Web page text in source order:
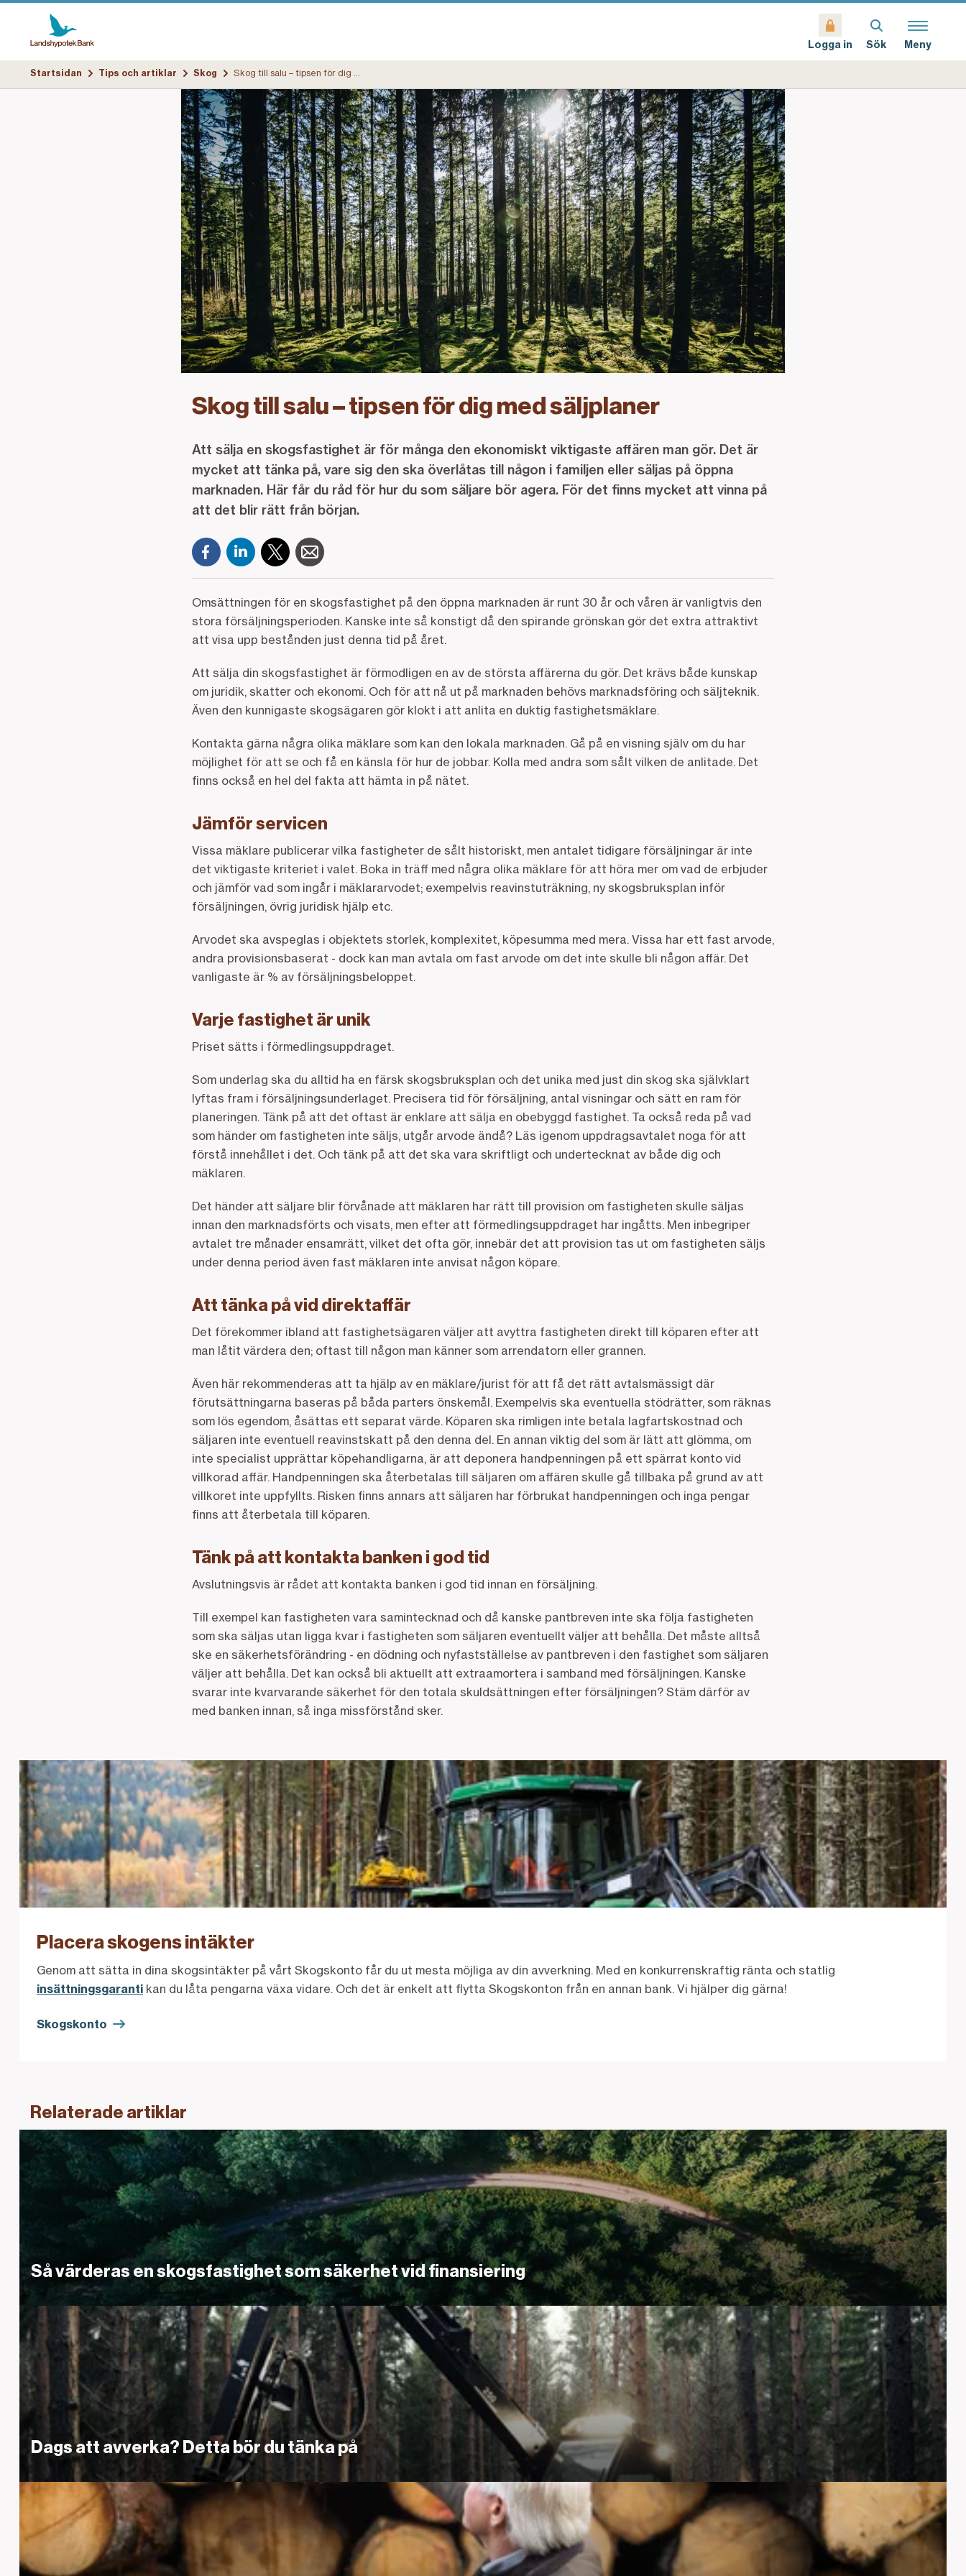
Logga in Sök Meny
Startsidan Tips och artiklar Skog Skog till salu – tipsen för dig med säljplaner
Skog till salu – tipsen för dig med säljplaner
Att sälja en skogsfastighet är för många den ekonomiskt viktigaste affären man gör. Det är
mycket att tänka på, vare sig den ska överlåtas till någon i familjen eller säljas på öppna
marknaden. Här får du råd för hur du som säljare bör agera. För det finns mycket att vinna på
att det blir rätt från början.
Omsättningen för en skogsfastighet på den öppna marknaden är runt 30 år och våren är vanligtvis den
stora försäljningsperioden. Kanske inte så konstigt då den spirande grönskan gör det extra attraktivt
att visa upp bestånden just denna tid på året.
Att sälja din skogsfastighet är förmodligen en av de största affärerna du gör. Det krävs både kunskap
om juridik, skatter och ekonomi. Och för att nå ut på marknaden behövs marknadsföring och säljteknik.
Även den kunnigaste skogsägaren gör klokt i att anlita en duktig fastighetsmäklare.
Kontakta gärna några olika mäklare som kan den lokala marknaden. Gå på en visning själv om du har
möjlighet för att se och få en känsla för hur de jobbar. Kolla med andra som sålt vilken de anlitade. Det
finns också en hel del fakta att hämta in på nätet.
Jämför servicen
Vissa mäklare publicerar vilka fastigheter de sålt historiskt, men antalet tidigare försäljningar är inte
det viktigaste kriteriet i valet. Boka in träff med några olika mäklare för att höra mer om vad de erbjuder
och jämför vad som ingår i mäklararvodet; exempelvis reavinstuträkning, ny skogsbruksplan inför
försäljningen, övrig juridisk hjälp etc.
Arvodet ska avspeglas i objektets storlek, komplexitet, köpesumma med mera. Vissa har ett fast arvode,
andra provisionsbaserat - dock kan man avtala om fast arvode om det inte skulle bli någon affär. Det
vanligaste är % av försäljningsbeloppet.
Varje fastighet är unik
Priset sätts i förmedlingsuppdraget.
Som underlag ska du alltid ha en färsk skogsbruksplan och det unika med just din skog ska självklart
lyftas fram i försäljningsunderlaget. Precisera tid för försäljning, antal visningar och sätt en ram för
planeringen. Tänk på att det oftast är enklare att sälja en obebyggd fastighet. Ta också reda på vad
som händer om fastigheten inte säljs, utgår arvode ändå? Läs igenom uppdragsavtalet noga för att
förstå innehållet i det. Och tänk på att det ska vara skriftligt och undertecknat av både dig och
mäklaren.
Det händer att säljare blir förvånade att mäklaren har rätt till provision om fastigheten skulle säljas
innan den marknadsförts och visats, men efter att förmedlingsuppdraget har ingåtts. Men inbegriper
avtalet tre månader ensamrätt, vilket det ofta gör, innebär det att provision tas ut om fastigheten säljs
under denna period även fast mäklaren inte anvisat någon köpare.
Att tänka på vid direktaffär
Det förekommer ibland att fastighetsägaren väljer att avyttra fastigheten direkt till köparen efter att
man låtit värdera den; oftast till någon man känner som arrendatorn eller grannen.
Även här rekommenderas att ta hjälp av en mäklare/jurist för att få det rätt avtalsmässigt där
förutsättningarna baseras på båda parters önskemål. Exempelvis ska eventuella stödrätter, som räknas
som lös egendom, åsättas ett separat värde. Köparen ska rimligen inte betala lagfartskostnad och
säljaren inte eventuell reavinstskatt på den denna del. En annan viktig del som är lätt att glömma, om
inte specialist upprättar köpehandligarna, är att deponera handpenningen på ett spärrat konto vid
villkorad affär. Handpenningen ska återbetalas till säljaren om affären skulle gå tillbaka på grund av att
villkoret inte uppfyllts. Risken finns annars att säljaren har förbrukat handpenningen och inga pengar
finns att återbetala till köparen.
Tänk på att kontakta banken i god tid
Avslutningsvis är rådet att kontakta banken i god tid innan en försäljning.
Till exempel kan fastigheten vara samintecknad och då kanske pantbreven inte ska följa fastigheten
som ska säljas utan ligga kvar i fastigheten som säljaren eventuellt väljer att behålla. Det måste alltså
ske en säkerhetsförändring - en dödning och nyfastställelse av pantbreven i den fastighet som säljaren
väljer att behålla. Det kan också bli aktuellt att extraamortera i samband med försäljningen. Kanske
svarar inte kvarvarande säkerhet för den totala skuldsättningen efter försäljningen? Stäm därför av
med banken innan, så inga missförstånd sker.
Placera skogens intäkter
Genom att sätta in dina skogsintäkter på vårt Skogskonto får du ut mesta möjliga av din avverkning. Med en konkurrenskraftig ränta och statlig
insättningsgaranti kan du låta pengarna växa vidare. Och det är enkelt att flytta Skogskonton från en annan bank. Vi hjälper dig gärna!
Skogskonto
Relaterade artiklar
Länk
Så värderas en skogsfastighet som säkerhet vid finansiering
Länk
Dags att avverka? Detta bör du tänka på
Till tipsen